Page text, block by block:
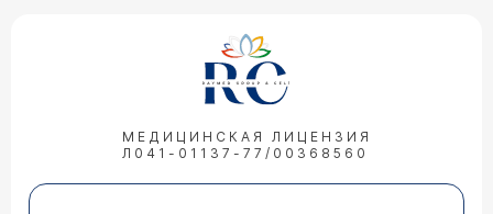
МЕДИЦИНСКАЯ ЛИЦЕНЗИЯ
Л041-01137-77/00368560